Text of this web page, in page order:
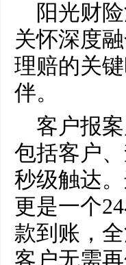
阳光财
关怀深度
理赔的关
伴。
客户报
包括客户
秒级触达
更是一个
款到账，
客户无需